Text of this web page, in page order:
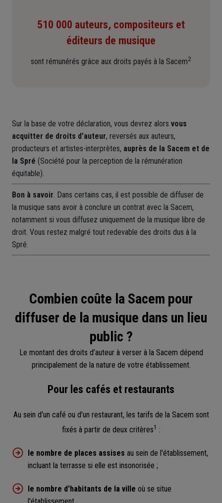
510 000 auteurs, compositeurs et
éditeurs de musique
sont rémunérés grâce aux droits payés à la Sacem2
Sur la base de votre déclaration, vous devrez alors vous
acquitter de droits d'auteur, reversés aux auteurs,
producteurs et artistes-interprètes, auprès de la Sacem et de
la Spré (Société pour la perception de la rémunération
équitable).
Bon à savoir. Dans certains cas, il est possible de diffuser de
la musique sans avoir à conclure un contrat avec la Sacem,
notamment si vous diffusez uniquement de la musique libre de
droit. Vous restez malgré tout redevable des droits dus à la
Spré.
Combien coûte la Sacem pour
diffuser de la musique dans un lieu
public ?
Le montant des droits d’auteur à verser à la Sacem dépend
principalement de la nature de votre établissement.
Pour les cafés et restaurants
Au sein d'un café ou d'un restaurant, les tarifs de la Sacem sont
fixés à partir de deux critères1 :
le nombre de places assises au sein de l'établissement,
incluant la terrasse si elle est insonorisée ;
le nombre d'habitants de la ville où se situe